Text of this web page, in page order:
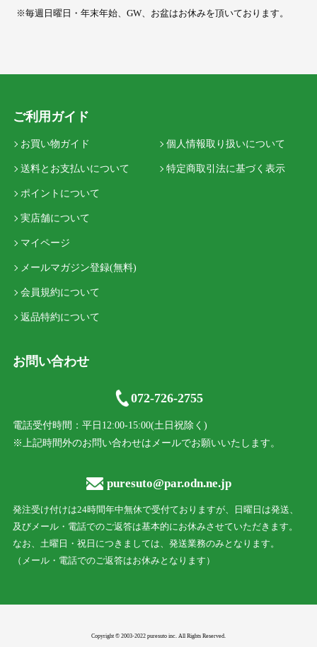
※毎週日曜日・年末年始、GW、お盆はお休みを頂いております。
ご利用ガイド
お買い物ガイド
送料とお支払いについて
ポイントについて
実店舗について
マイページ
メールマガジン登録(無料)
会員規約について
返品特約について
個人情報取り扱いについて
特定商取引法に基づく表示
お問い合わせ
072-726-2755
電話受付時間：平日12:00-15:00(土日祝除く)
※上記時間外のお問い合わせはメールでお願いいたします。
puresuto@par.odn.ne.jp
発注受け付けは24時間年中無休で受付ておりますが、日曜日は発送、
及びメール・電話でのご返答は基本的にお休みさせていただきます。
なお、土曜日・祝日につきましては、発送業務のみとなります。
（メール・電話でのご返答はお休みとなります）
Copyright © 2003-2022 puresuto inc. All Rights Reserved.